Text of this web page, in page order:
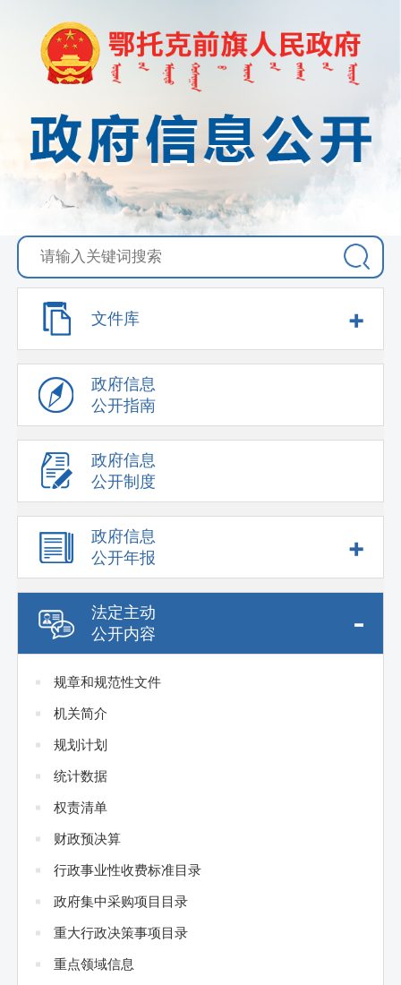
文件库 +
政府信息
公开指南
政府信息
公开制度
政府信息
公开年报
+
法定主动
公开内容
-
规章和规范性文件
机关简介
规划计划
统计数据
权责清单
财政预决算
行政事业性收费标准目录
政府集中采购项目目录
重大行政决策事项目录
重点领域信息